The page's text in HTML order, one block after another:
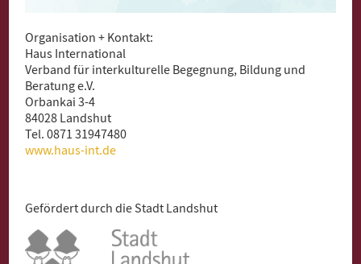
Organisation + Kontakt:
Haus International
Verband für interkulturelle Begegnung, Bildung und
Beratung e.V.
Orbankai 3-4
84028 Landshut
Tel. 0871 31947480
www.haus-int.de
Gefördert durch die Stadt Landshut